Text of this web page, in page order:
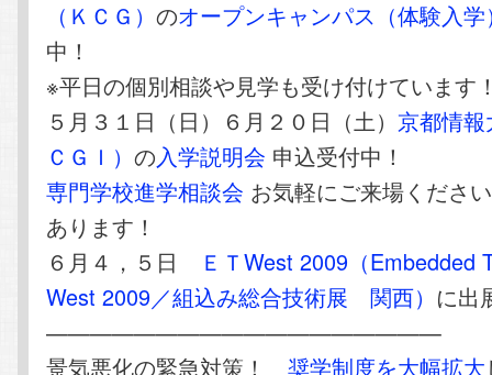
（ＫＣＧ）のオープンキャンパス（体験入学
中！
※平日の個別相談や見学も受け付けています
５月３１日（日）６月２０日（土） 京都情
ＣＧＩ）の入学説明会 申込受付中！
専門学校進学相談会 お気軽にご来場くださ
あります！
６月４，５日
ＥＴWest 2009（Embedded
West 2009／組込み総合技術展 関西） に出
——————————————————
景気悪化の緊急対策！奨学制度を大幅拡大